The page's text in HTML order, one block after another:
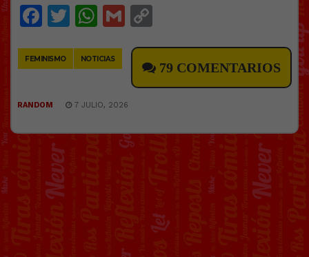
Facebook
Twitter
WhatsApp
Gmail
FEMINISMO NOTICIAS
79 COMENTARIOS
RANDOM 7 JULIO, 2026